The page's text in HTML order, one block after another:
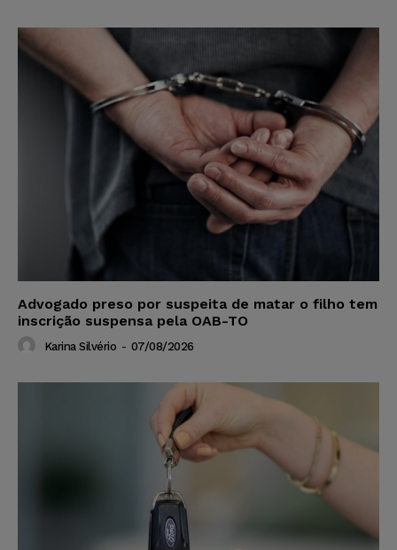
Advogado preso por suspeita de matar o filho tem
inscrição suspensa pela OAB-TO
Karina Silvério - 07/08/2026